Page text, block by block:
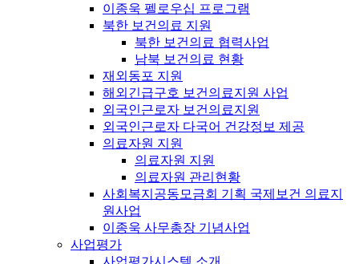
이종욱 펠로우십 프로그램
북한 보건의료 지원
북한 보건의료 협력사업
남북 보건의료 현황
재외동포 지원
해외긴급구호 보건의료지원 사업
외국인근로자 보건의료지원
외국인근로자 다국어 건강정보 제공
의료자원 지원
의료자원 지원
의료자원 관리현황
사회복지공동모금회 기획 국제보건 의료지
원사업
이종욱 사무총장 기념사업
사업평가
사업평가시스템 소개